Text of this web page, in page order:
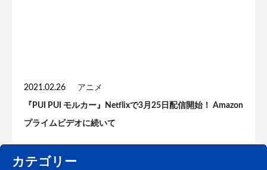
2021.02.26 アニメ
『PUI PUI モルカー』Netflixで3月25日配信開始！ Amazon
プライムビデオに続いて
カテゴリー